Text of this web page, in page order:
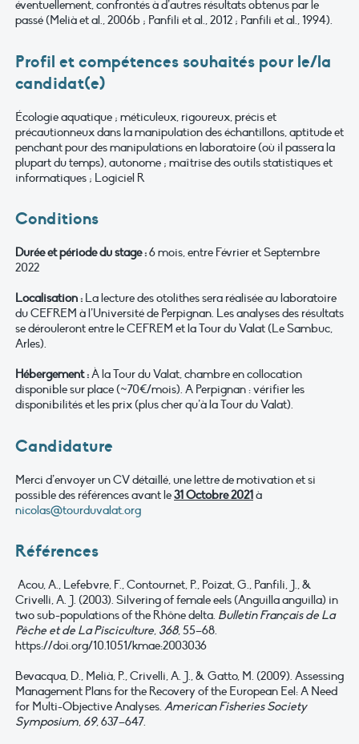
éventuellement, confrontés à d’autres résultats obtenus par le
passé (Melià et al., 2006b ; Panfili et al., 2012 ; Panfili et al., 1994).
Profil et compétences souhaités pour le/la
candidat(e)
Écologie aquatique ; méticuleux, rigoureux, précis et
précautionneux dans la manipulation des échantillons, aptitude et
penchant pour des manipulations en laboratoire (où il passera la
plupart du temps), autonome ; maîtrise des outils statistiques et
informatiques ; Logiciel R
Conditions
Durée et période du stage :6 mois, entre Février et Septembre
2022
Localisation : La lecture des otolithes sera réalisée au laboratoire
du CEFREM à l’Université de Perpignan. Les analyses des résultats
se dérouleront entre le CEFREM et la Tour du Valat (Le Sambuc,
Arles).
Hébergement :À la Tour du Valat, chambre en collocation
disponible sur place (~70€/mois). A Perpignan : vérifier les
disponibilités et les prix (plus cher qu’à la Tour du Valat).
Candidature
Merci d’envoyer un CV détaillé, une lettre de motivation et si
possible des références avant le31 Octobre 2021à
nicolas@tourduvalat.org
Références
Acou, A., Lefebvre, F., Contournet, P., Poizat, G., Panfili, J., &
Crivelli, A. J. (2003). Silvering of female eels (Anguilla anguilla) in
two sub-populations of the Rhône delta. Bulletin Français de La
Pêche et de La Pisciculture, 368, 55–68.
https://doi.org/10.1051/kmae:2003036
Bevacqua, D., Melià, P., Crivelli, A. J., & Gatto, M. (2009). Assessing
Management Plans for the Recovery of the European Eel: A Need
for Multi-Objective Analyses. American Fisheries Society
Symposium, 69, 637–647.